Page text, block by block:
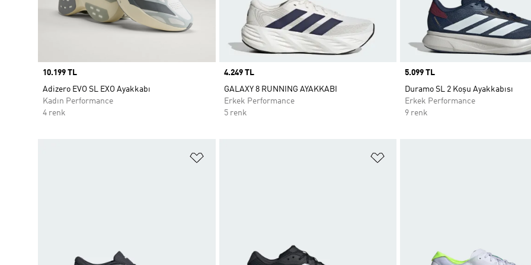
Price
10.199 TL
Adizero EVO SL EXO Ayakkabı
Kadın Performance
4 renk
Price
4.249 TL
GALAXY 8 RUNNING AYAKKABI
Erkek Performance
5 renk
Price
5.099 TL
Duramo SL 2 Koşu Ayakkabısı
Erkek Performance
9 renk